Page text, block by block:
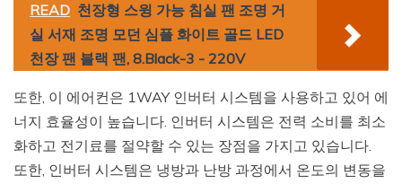
READ 천장형 스윙 가능 침실 팬 조명 거
실 서재 조명 모던 심플 화이트 골드 LED
천장 팬 블랙 팬, 8.Black-3 - 220V
또한, 이 에어컨은 1WAY 인버터 시스템을 사용하고 있어 에
너지 효율성이 높습니다. 인버터 시스템은 전력 소비를 최소
화하고 전기료를 절약할 수 있는 장점을 가지고 있습니다.
또한, 인버터 시스템은 냉방과 난방 과정에서 온도의 변동을